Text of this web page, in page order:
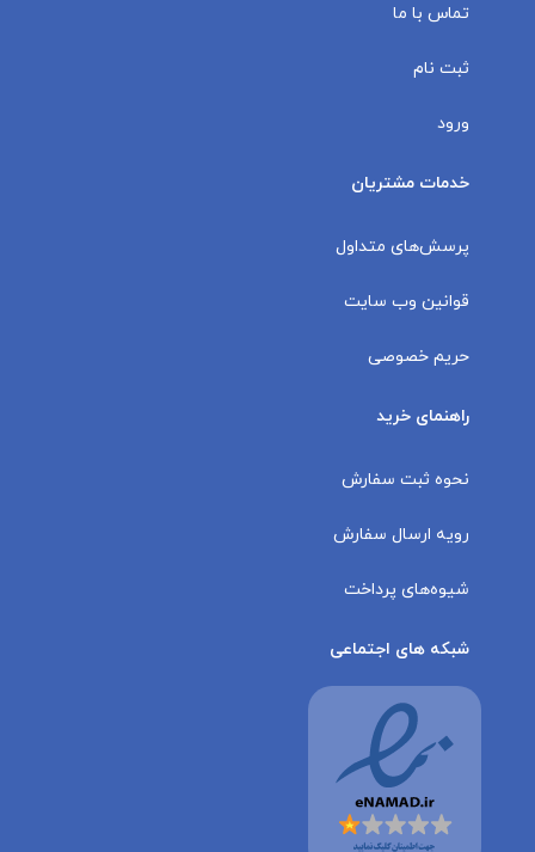
تماس با ما
ثبت نام
ورود
خدمات مشتریان
پرسش‌های متداول
قوانین وب سایت
حریم خصوصی
راهنمای خرید
نحوه ثبت سفارش
رویه ارسال سفارش
شیوه‌های پرداخت
شبکه های اجتماعی